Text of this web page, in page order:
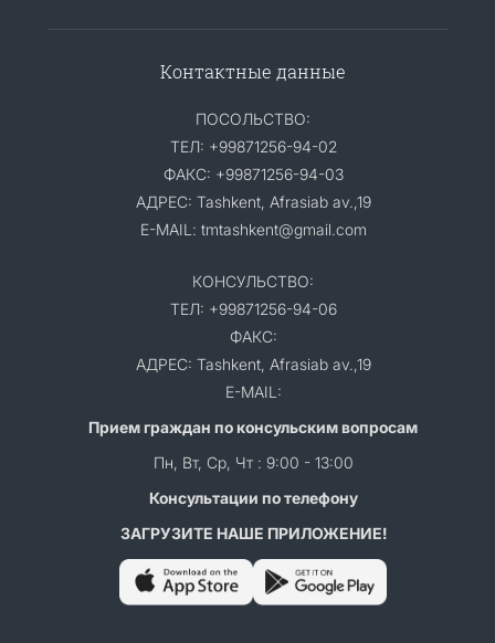
Контактные данные
ПОСОЛЬСТВО:
ТЕЛ: +99871256-94-02
ФАКС: +99871256-94-03
АДРЕС: Tashkent, Afrasiab av.,19
E-MAIL: tmtashkent@gmail.com
КОНСУЛЬСТВО:
ТЕЛ: +99871256-94-06
ФАКС:
АДРЕС: Tashkent, Afrasiab av.,19
E-MAIL:
Прием граждан по консульским вопросам
Пн, Вт, Ср, Чт : 9:00 - 13:00
Консультации по телефону
ЗАГРУЗИТЕ НАШЕ ПРИЛОЖЕНИЕ!